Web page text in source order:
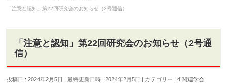
「注意と認知」第22回研究会のお知らせ（2号通信）
「注意と認知」第22回研究会のお知らせ（2号通
信）
投稿日 : 2024年2月5日 最終更新日時 : 2024年2月5日 カテゴリー :4 関連学会